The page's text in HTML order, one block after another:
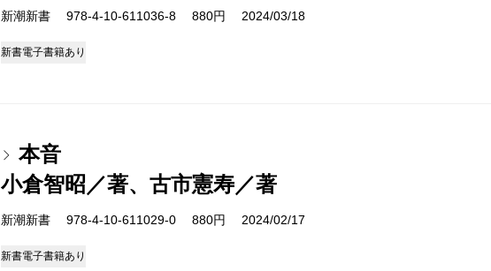
新潮新書 978-4-10-611036-8 880円 2024/03/18
新書電子書籍あり
本音
小倉智昭／著、古市憲寿／著
新潮新書 978-4-10-611029-0 880円 2024/02/17
新書電子書籍あり